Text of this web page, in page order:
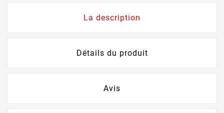
La description
Détails du produit
Avis